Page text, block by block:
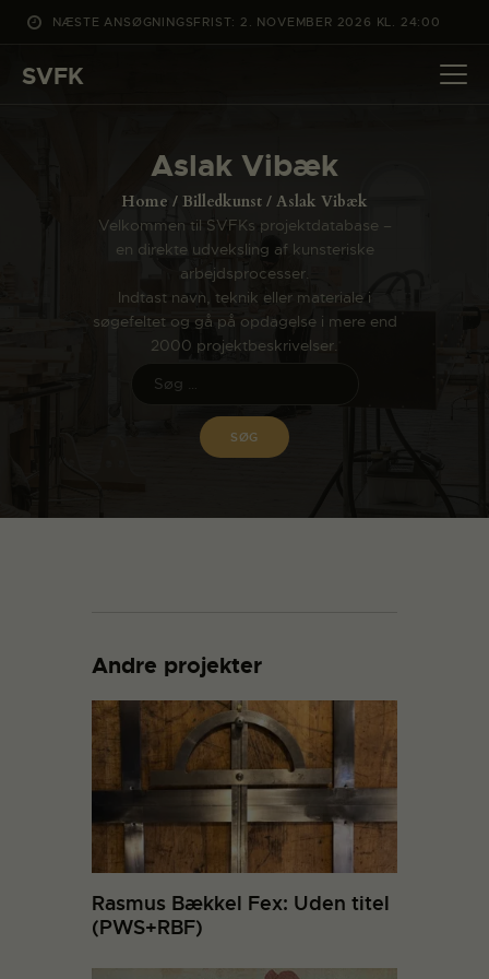
NÆSTE ANSØGNINGSFRIST: 2. NOVEMBER 2026 KL. 24:00
SVFK
Aslak Vibæk
Home Billedkunst Aslak Vibæk
Velkommen til SVFKs projektdatabase –
en direkte udveksling af kunsteriske
arbejdsprocesser.
Indtast navn, teknik eller materiale i
søgefeltet og gå på opdagelse i mere end
2000 projektbeskrivelser.
DET SKER
CHANNEL
ANSØG
OM SVFK
ENGLISH
Andre projekter
Rasmus Bækkel Fex: Uden titel
(PWS+RBF)